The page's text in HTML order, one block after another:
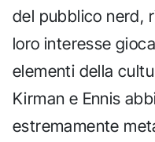
del pubblico nerd,
loro interesse
elementi della
Kirman e Ennis
estremamente